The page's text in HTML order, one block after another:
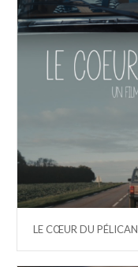
LE CŒUR DU PÉLICAN